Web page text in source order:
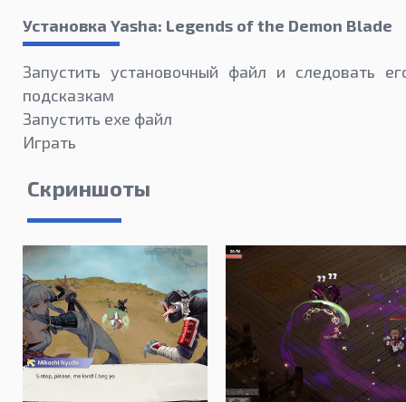
Установка Yasha: Legends of the Demon Blade
Запустить установочный файл и следовать
подсказкам
Запустить exe файл
Играть
Скриншоты